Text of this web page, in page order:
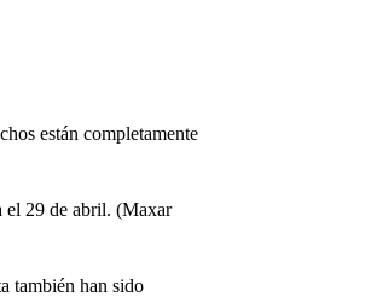
están completamente
el 29 de abril. (Maxar
también han sido